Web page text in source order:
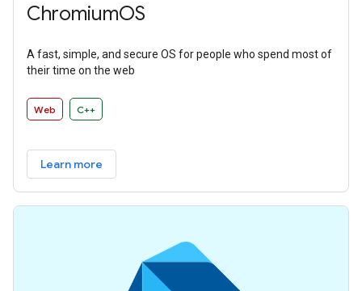
ChromiumOS
A fast, simple, and secure OS for people who spend most of
their time on the web
Web C++
Learn more